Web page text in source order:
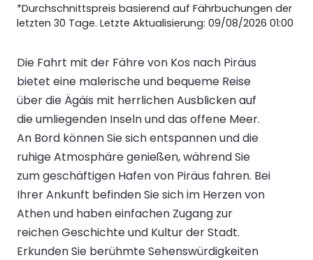
*Durchschnittspreis basierend auf Fährbuchungen der
letzten 30 Tage. Letzte Aktualisierung: 09/08/2026 01:00
Die Fahrt mit der Fähre von Kos nach Piräus
bietet eine malerische und bequeme Reise
über die Ägäis mit herrlichen Ausblicken auf
die umliegenden Inseln und das offene Meer.
An Bord können Sie sich entspannen und die
ruhige Atmosphäre genießen, während Sie
zum geschäftigen Hafen von Piräus fahren. Bei
Ihrer Ankunft befinden Sie sich im Herzen von
Athen und haben einfachen Zugang zur
reichen Geschichte und Kultur der Stadt.
Erkunden Sie berühmte Sehenswürdigkeiten